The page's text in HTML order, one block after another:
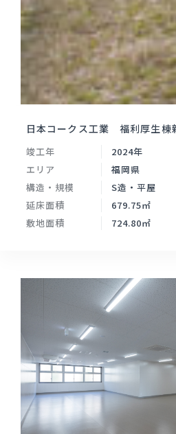
日本コークス工業 福利厚生棟
竣工年
2024年
エリア
福岡県
構造・規模
S造・平屋
延床面積
679.75㎡
敷地面積
724.80㎡